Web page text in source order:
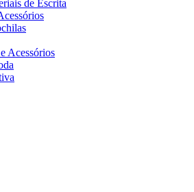
de Escrita
Acessórios